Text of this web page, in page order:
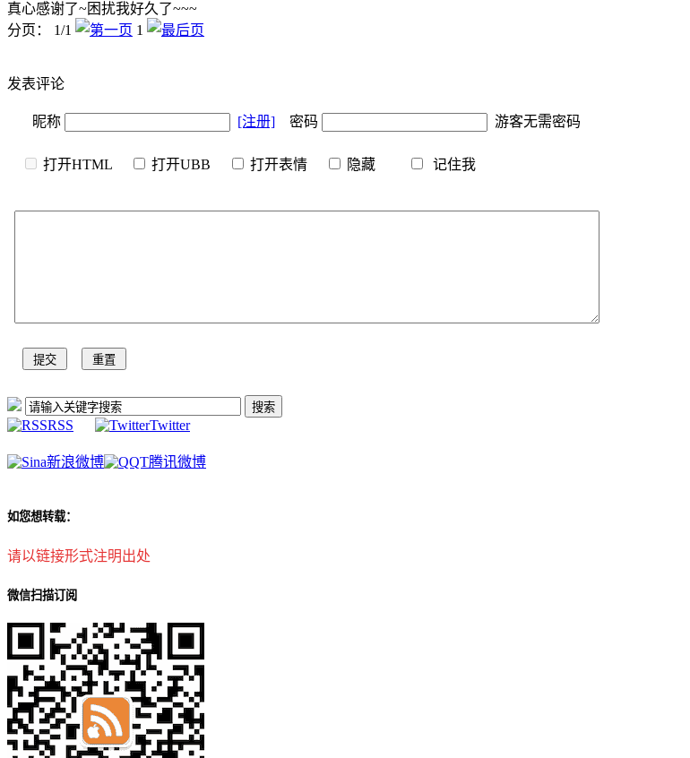
真心感谢了~困扰我好久了~~~
分页： 1/1
1
发表评论
昵称 [注册] 密码 游客无需密码
打开HTML 打开UBB 打开表情 隐藏 记住我
RSS Twitter
新浪微博 腾讯微博
如您想转载：
请以链接形式注明出处
微信扫描订阅